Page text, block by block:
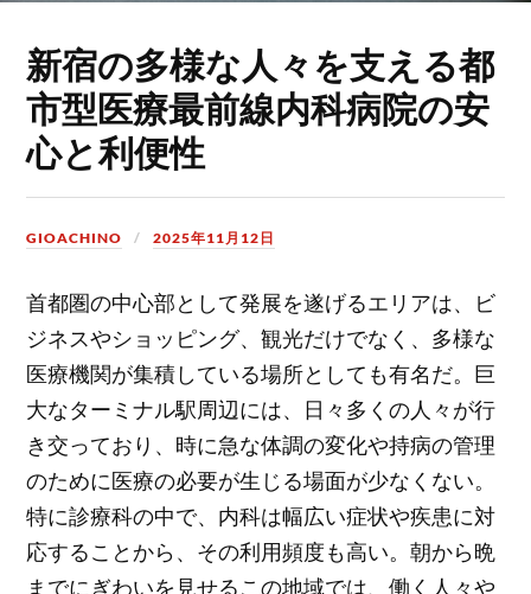
新宿の多様な人々を支える都
市型医療最前線内科病院の安
心と利便性
GIOACHINO 2025年11月12日
首都圏の中心部として発展を遂げるエリアは、ビ
ジネスやショッピング、観光だけでなく、多様な
医療機関が集積している場所としても有名だ。 巨
大なターミナル駅周辺には、日々多くの人々が行
き交っており、時に急な体調の変化や持病の管理
のために医療の必要が生じる場面が少なくない。
特に診療科の中で、内科は幅広い症状や疾患に対
応することから、その利用頻度も高い。朝から晩
までにぎわいを見せるこの地域では、働く人々や